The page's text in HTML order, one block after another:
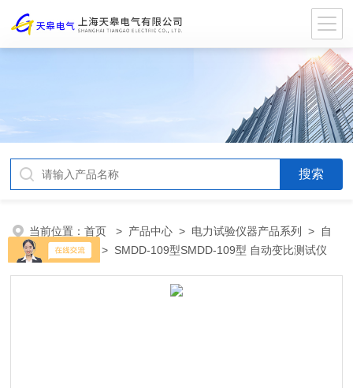
当前位置：首页 > 产品中心 > 电力试验仪器产品系列 > 自
动变比测试仪
> SMDD-109型SMDD-109型 自动变比测试仪